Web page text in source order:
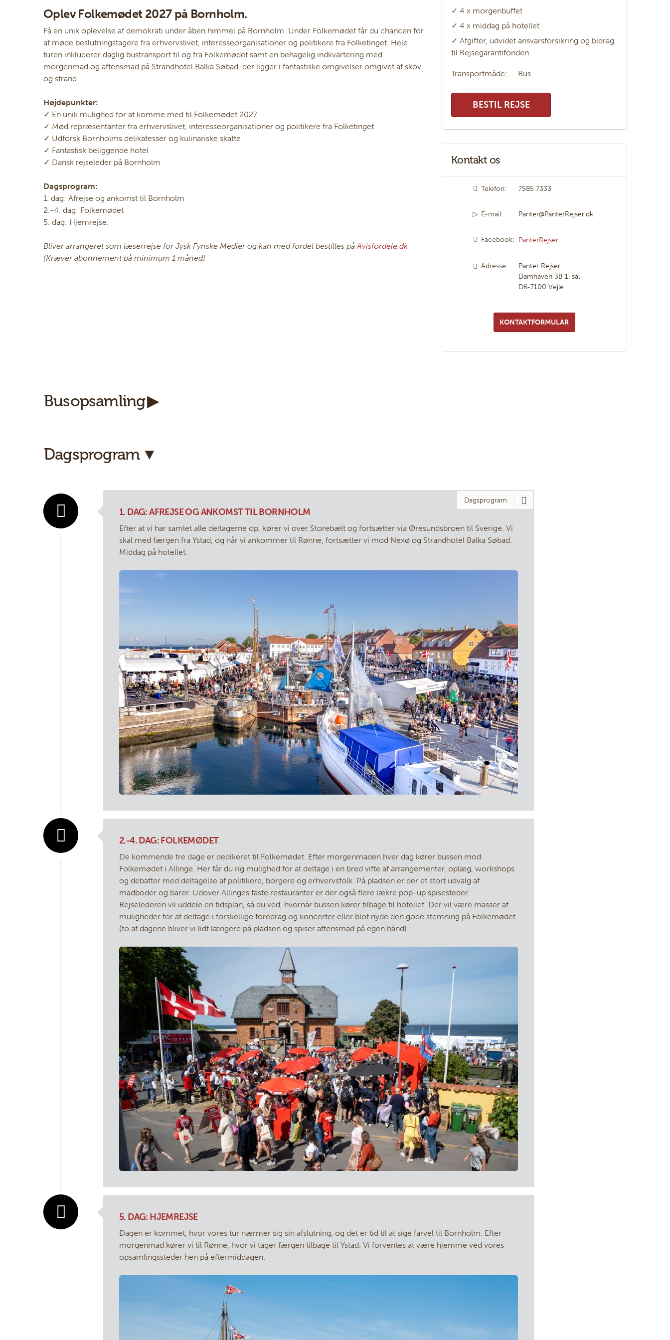
Oplev Folkemødet 2027 på Bornholm.
Få en unik oplevelse af demokrati under åben himmel på Bornholm. Under Folkemødet får du chancen for
at møde beslutningstagere fra erhvervslivet, interesseorganisationer og politikere fra Folketinget. Hele
turen inkluderer daglig bustransport til og fra Folkemødet samt en behagelig indkvartering med
morgenmad og aftensmad på Strandhotel Balka Søbad, der ligger i fantastiske omgivelser omgivet af skov
og strand.
Højdepunkter:
✓ En unik mulighed for at komme med til Folkemødet 2027
✓ Mød repræsentanter fra erhvervslivet, interesseorganisationer og politikere fra Folketinget
✓ Udforsk Bornholms delikatesser og kulinariske skatte
✓ Fantastisk beliggende hotel
✓ Dansk rejseleder på Bornholm
Dagsprogram:
1. dag: Afrejse og ankomst til Bornholm
2.-4. dag: Folkemødet
5. dag: Hjemrejse.
Bliver arrangeret som læserrejse for Jysk Fynske Medier og kan med fordel bestilles på Avisfordele.dk
(Kræver abonnement på minimum 1 måned)
✓ 4 x morgenbuffet
✓ 4 x middag på hotellet
✓ Afgifter, udvidet ansvarsforsikring og bidrag
til Rejsegarantifonden.
Transportmåde: Bus
BESTIL REJSE
Kontakt os
Telefon: 7585 7333
E-mail: Panter@PanterRejser.dk
Facebook: PanterRejser
Adresse:
Panter Rejser
Damhaven 3B 1. sal
DK-7100Vejle
KONTAKTFORMULAR
Busopsamling
Dagsprogram
Dagsprogram
1. DAG: AFREJSE OG ANKOMST TIL BORNHOLM
Efter at vi har samlet alle deltagerne op, kører vi over Storebælt og fortsætter via Øresundsbroen til Sverige. Vi
skal med færgen fra Ystad, og når vi ankommer til Rønne, fortsætter vi mod Nexø og Strandhotel Balka Søbad.
Middag på hotellet.
2.-4. DAG: FOLKEMØDET
De kommende tre dage er dedikeret til Folkemødet. Efter morgenmaden hver dag kører bussen mod
Folkemødet i Allinge. Her får du rig mulighed for at deltage i en bred vifte af arrangementer, oplæg, workshops
og debatter med deltagelse af politikere, borgere og erhvervsfolk. På pladsen er der et stort udvalg af
madboder og barer. Udover Allinges faste restauranter er der også flere lækre pop-up spisesteder.
Rejselederen vil uddele en tidsplan, så du ved, hvornår bussen kører tilbage til hotellet. Der vil være masser af
muligheder for at deltage i forskellige foredrag og koncerter eller blot nyde den gode stemning på Folkemødet
(to af dagene bliver vi lidt længere på pladsen og spiser aftensmad på egen hånd).
5. DAG: HJEMREJSE
Dagen er kommet, hvor vores tur nærmer sig sin afslutning, og det er tid til at sige farvel til Bornholm. Efter
morgenmad kører vi til Rønne, hvor vi tager færgen tilbage til Ystad. Vi forventes at være hjemme ved vores
opsamlingssteder hen på eftermiddagen.